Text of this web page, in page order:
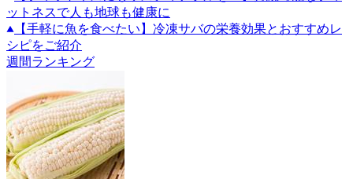
ットネスで人も地球も健康に
【手軽に魚を食べたい】冷凍サバの栄養効果とおすすめレ
シピをご紹介
週間ランキング